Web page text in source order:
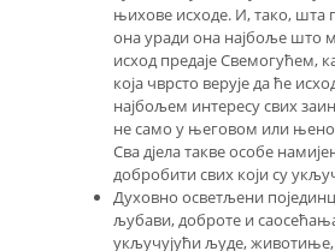
њихове исходе. И, тако, шта
она уради она најбоље што
исход предаје Свемогућем,
која чврсто верује да ће
најбољем интересу свих
не само у његовом или
Сва дјела такве особе
добробити свих који су
Духовно осветљени
љубави, доброте и
укључујући људе,